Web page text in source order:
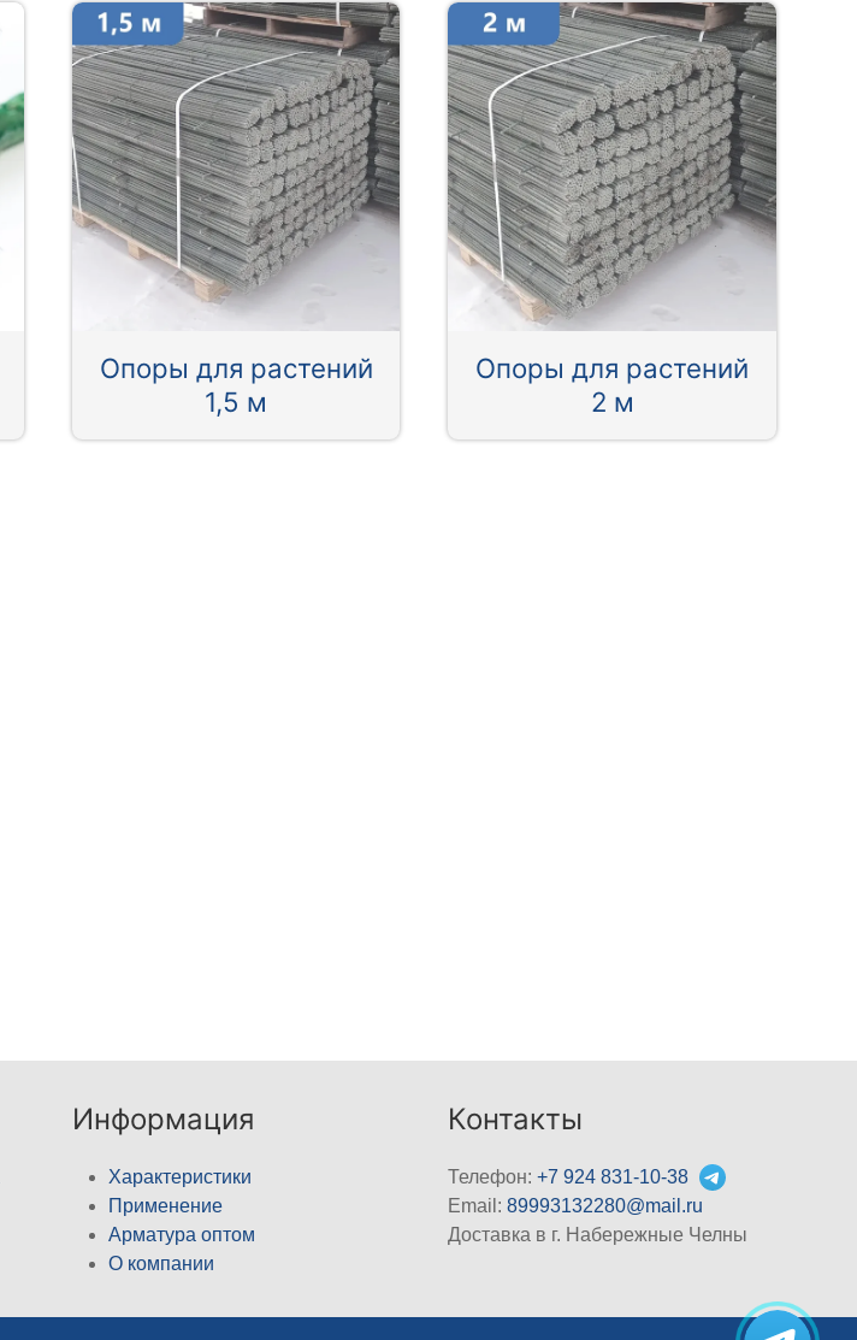
Опоры для растений
1,5 м
Опоры для растений
2 м
Информация
Характеристики
Применение
Арматура оптом
О компании
Контакты
Телефон:+7 924 831-10-38
Email:89993132280@mail.ru
Доставка в г. Набережные Челны